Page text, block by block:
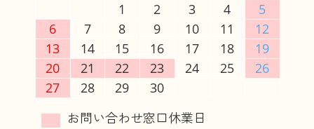
1
2 3 4
5
6
7 8 9 10 11
12
13
14 15 16 17 18
19
20
21 22 23 24 25
26
27
28 29 30